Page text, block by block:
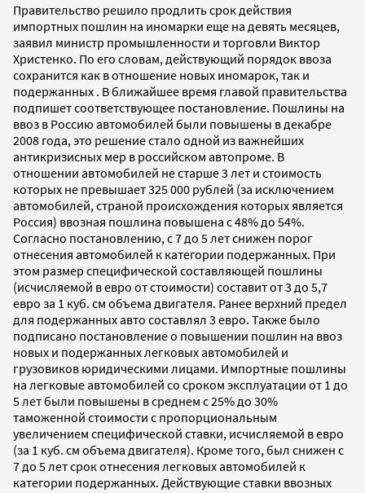
Правительство решило продлить срок действия
импортных пошлин на иномарки еще на девять месяцев,
заявил министр промышленности и торговли Виктор
Христенко. По его словам, действующий порядок ввоза
сохранится как в отношение новых иномарок, так и
подержанных . В ближайшее время главой правительства
подпишет соответствующее постановление. Пошлины на
ввоз в Россию автомобилей были повышены в декабре
2008 года, это решение стало одной из важнейших
антикризисных мер в российском автопроме. В
отношении автомобилей не старше 3 лет и стоимость
которых не превышает 325 000 рублей (за исключением
автомобилей, страной происхождения которых является
Россия) ввозная пошлина повышена с 48% до 54%.
Согласно постановлению, с 7 до 5 лет снижен порог
отнесения автомобилей к категории подержанных. При
этом размер специфической составляющей пошлины
(исчисляемой в евро от стоимости) составит от 3 до 5,7
евро за 1 куб. см объема двигателя. Ранее верхний предел
для подержанных авто составлял 3 евро. Также было
подписано постановление о повышении пошлин на ввоз
новых и подержанных легковых автомобилей и
грузовиков юридическими лицами. Импортные пошлины
на легковые автомобилей со сроком эксплуатации от 1 до
5 лет были повышены в среднем с 25% до 30%
таможенной стоимости с пропорциональным
увеличением специфической ставки, исчисляемой в евро
(за 1 куб. см объема двигателя). Кроме того, был снижен с
7 до 5 лет срок отнесения легковых автомобилей к
категории подержанных. Действующие ставки ввозных